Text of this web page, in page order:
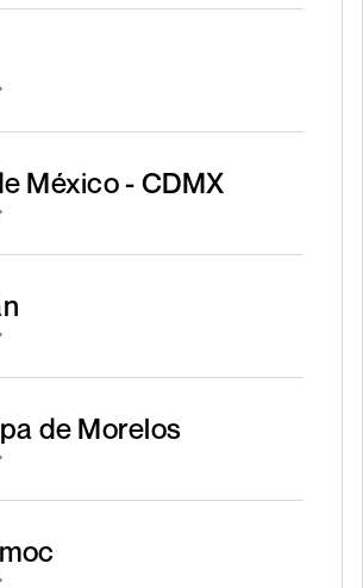
México - CDMX
de Morelos